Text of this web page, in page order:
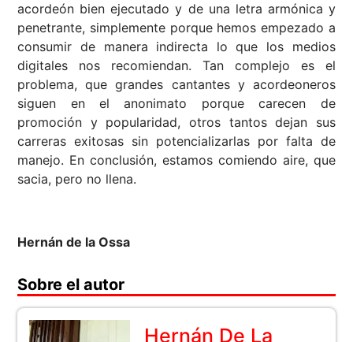
acordeón bien ejecutado y de una letra armónica y
penetrante, simplemente porque hemos empezado a
consumir de manera indirecta lo que los medios
digitales nos recomiendan. Tan complejo es el
problema, que grandes cantantes y acordeoneros
siguen en el anonimato porque carecen de
promoción y popularidad, otros tantos dejan sus
carreras exitosas sin potencializarlas por falta de
manejo. En conclusión, estamos comiendo aire, que
sacia, pero no llena.
Hernán de la Ossa
Sobre el autor
Hernán De La